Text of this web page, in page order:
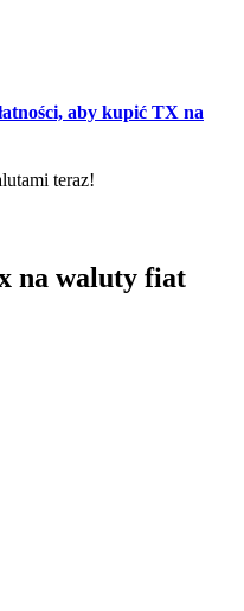
aby kupić TX na
teraz!
na waluty fiat